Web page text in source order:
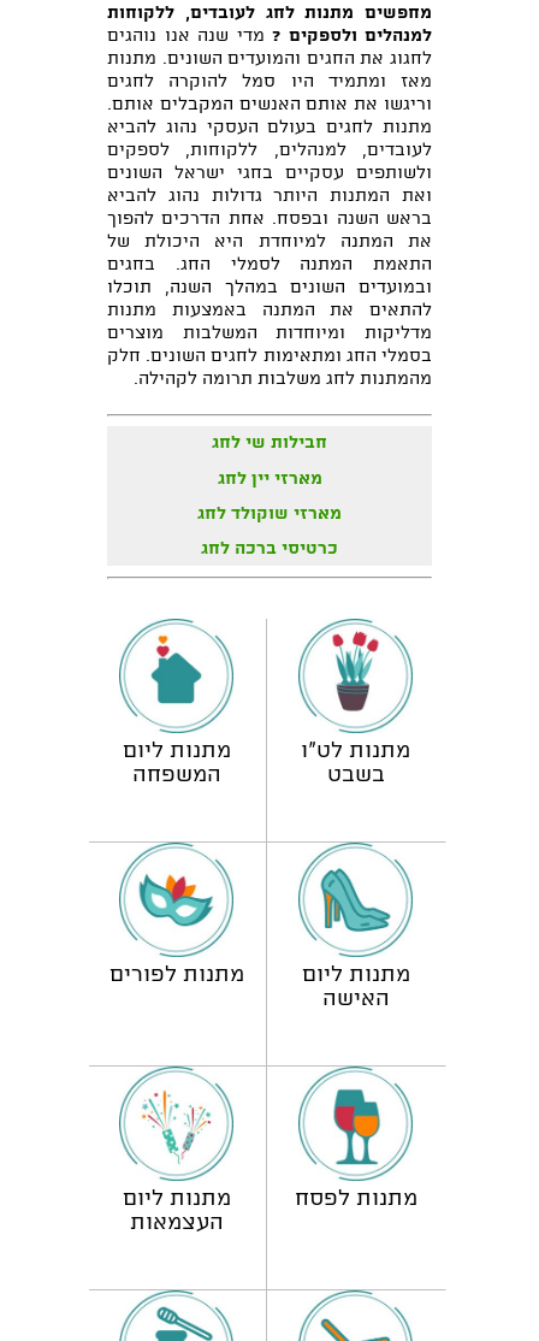
מחפשים מתנות לחג לעובדים, ללקוחות
למנהלים ולספקים ? מדי שנה אנו נוהגים
לחגוג את החגים והמועדים השונים. מתנות
מאז ומתמיד היו סמל להוקרה לחגים
וריגשו את אותם האנשים המקבלים אותם.
מתנות לחגים בעולם העסקי נהוג להביא
לעובדים, למנהלים, ללקוחות, לספקים
ולשותפים עסקיים בחגי ישראל השונים
ואת המתנות היותר גדולות נהוג להביא
בראש השנה ובפסח. אחת הדרכים להפוך
את המתנה למיוחדת היא היכולת של
התאמת המתנה לסמלי החג. בחגים
ובמועדים השונים במהלך השנה, תוכלו
להתאים את המתנה באמצעות מתנות
מדליקות ומיוחדות המשלבות מוצרים
בסמלי החג ומתאימות לחגים השונים. חלק
מהמתנות לחג משלבות תרומה לקהילה.
חבילות שי לחג
מארזי יין לחג
מארזי שוקולד לחג
כרטיסי ברכה לחג
מתנות לט"ו
בשבט
מתנות ליום
המשפחה
מתנות ליום
האישה
מתנות לפורים
מתנות לפסח
מתנות ליום
העצמאות